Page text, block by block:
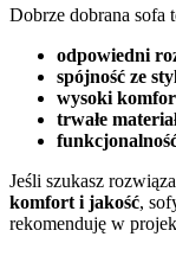
Dobrze dobrana sofa
odpowiedni
spójność ze
wysoki
trwałe
Jeśli szukasz
komfort i jakość,
rekomenduję w